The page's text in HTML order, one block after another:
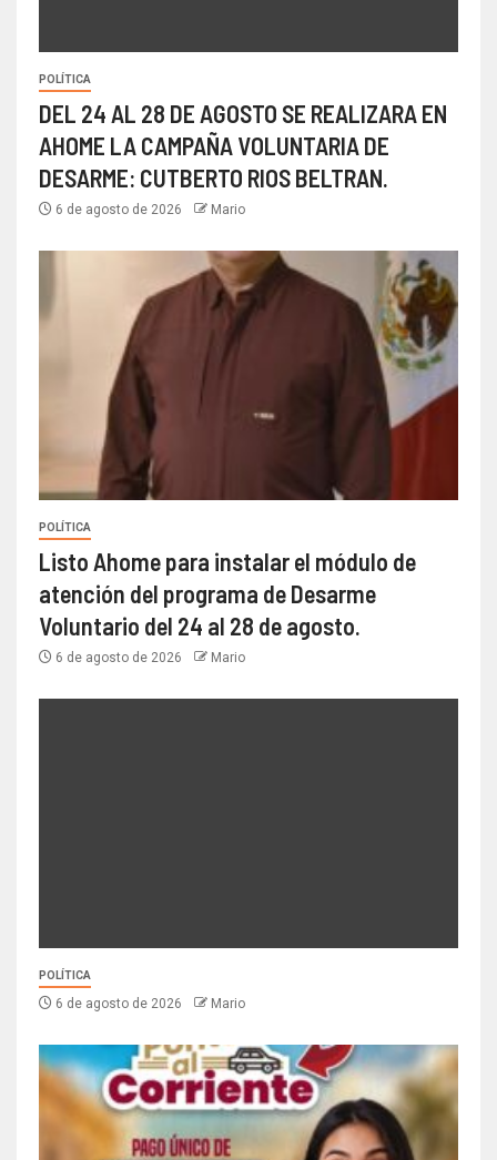
POLÍTICA
DEL 24 AL 28 DE AGOSTO SE REALIZARA EN
AHOME LA CAMPAÑA VOLUNTARIA DE
DESARME: CUTBERTO RIOS BELTRAN.
6 de agosto de 2026 Mario
POLÍTICA
Listo Ahome para instalar el módulo de
atención del programa de Desarme
Voluntario del 24 al 28 de agosto.
6 de agosto de 2026 Mario
POLÍTICA
6 de agosto de 2026 Mario